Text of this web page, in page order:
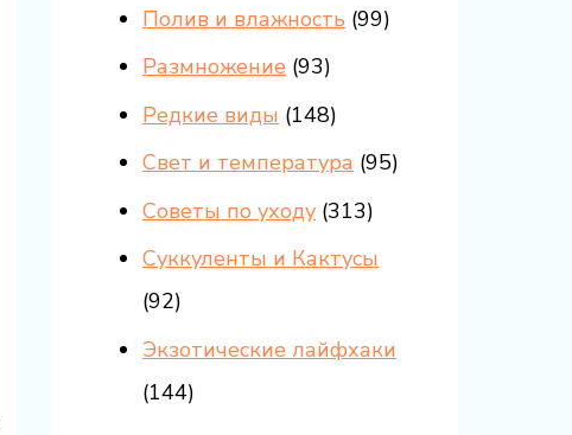
Полив и влажность (99)
Размножение (93)
Редкие виды (148)
Свет и температура (95)
Советы по уходу (313)
Суккуленты и Кактусы
(92)
Экзотические лайфхаки
(144)